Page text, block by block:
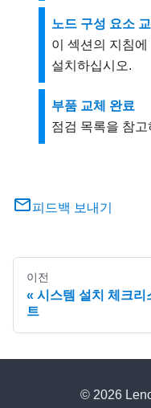
노드 구성 요소 교
이 섹션의 지침
설치하십시오.
부품 교체 완료
점검 목록을 참
피드백 보내기
이전
시스템 설치 체크리
트
© 2026